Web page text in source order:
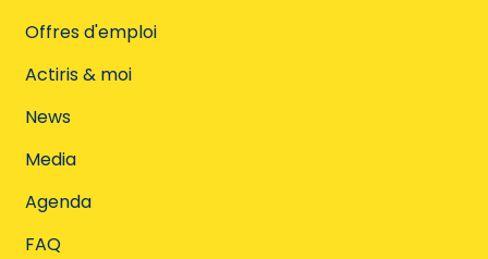
Offres d'emploi
Actiris & moi
News
Media
Agenda
FAQ